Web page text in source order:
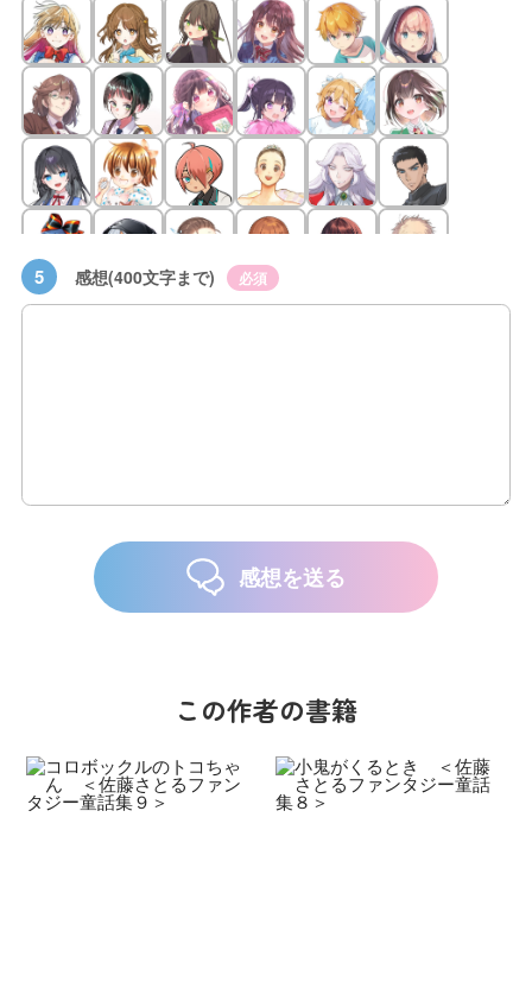
5 感想(400文字まで) 必須
感想を送る
この作者の書籍